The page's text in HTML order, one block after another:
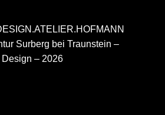
Surberg bei Traunstein –
Design – 2026